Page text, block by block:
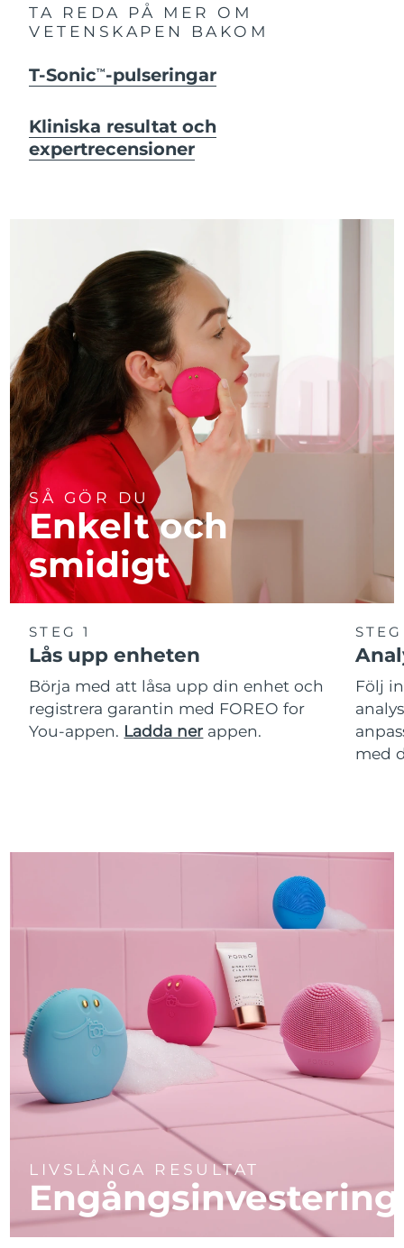
TA REDA PÅ MER OM
VETENSKAPEN BAKOM
T-SonicTM -pulseringar
Kliniska resultat och
expertrecensioner
SÅ GÖR DU
Enkelt och
smidigt
STEG 1
Lås upp enheten
Börja med att låsa upp din enhet och
registrera garantin med FOREO for
You-appen. Ladda ner appen.
Följ
med
LIVSLÅNGA RESULTAT
Engångsinvestering